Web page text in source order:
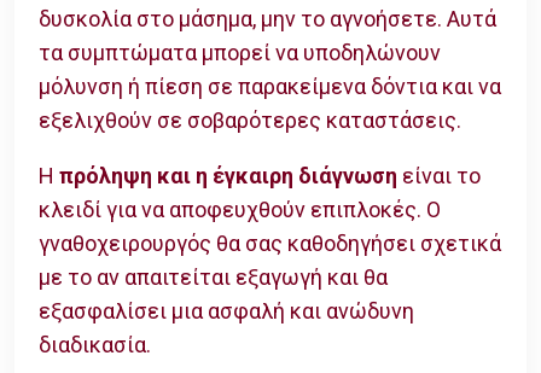
δυσκολία στο μάσημα, μην το αγνοήσετε. Αυτά
τα συμπτώματα μπορεί να υποδηλώνουν
μόλυνση ή πίεση σε παρακείμενα δόντια και να
εξελιχθούν σε σοβαρότερες καταστάσεις.
Η πρόληψη και η έγκαιρη διάγνωση είναι το
κλειδί για να αποφευχθούν επιπλοκές. Ο
γναθοχειρουργός θα σας καθοδηγήσει σχετικά
με το αν απαιτείται εξαγωγή και θα
εξασφαλίσει μια ασφαλή και ανώδυνη
διαδικασία.